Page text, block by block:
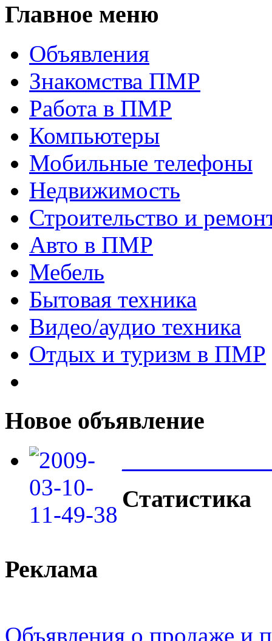
Главное меню
Объявления
Знакомства ПМР
Работа в ПМР
Компьютеры
Мобильные телефоны
Недвижимость
Строительство и
Авто в ПМР
Мебель
Бытовая техника
Видео/аудио техника
Отдых и туризм в ПМР
Новое объявление
Статистика
Реклама
Объявления о продаже и